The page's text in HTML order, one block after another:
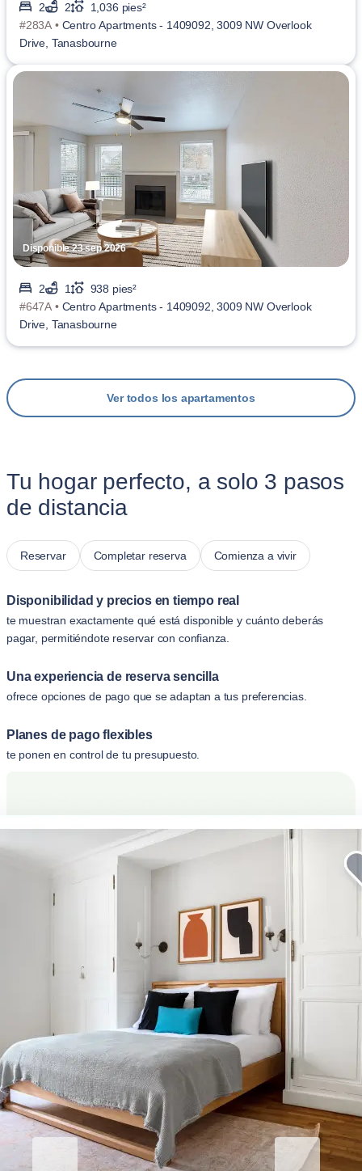
2 2
1,036 pies²
#283A • Centro Apartments - 1409092, 3009 NW Overlook
Drive, Tanasbourne
Disponible 23 sep 2026
2 1
938 pies²
#647A • Centro Apartments - 1409092, 3009 NW Overlook
Drive, Tanasbourne
Ver todos los apartamentos
Tu hogar perfecto, a solo 3 pasos
de distancia
Reservar Completar reserva Comienza a vivir
Disponibilidad y precios en tiempo real
te muestran exactamente qué está disponible y cuánto deberás
pagar, permitiéndote reservar con confianza.
Una experiencia de reserva sencilla
ofrece opciones de pago que se adaptan a tus preferencias.
Planes de pago flexibles
te ponen en control de tu presupuesto.
Eleve su estancia corporativa